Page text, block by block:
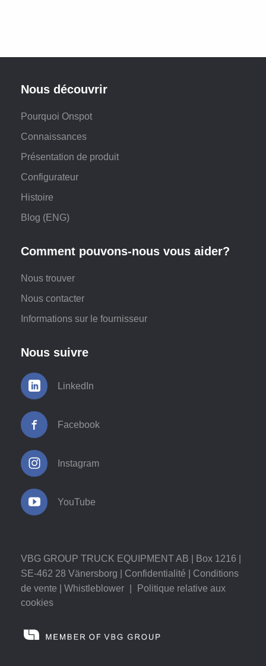
Nous découvrir
Pourquoi Onspot
Connaissances
Présentation de produit
Configurateur
Histoire
Blog (ENG)
Comment pouvons-nous vous aider?
Nous trouver
Nous contacter
Informations sur le fournisseur
Nous suivre
LinkedIn
Facebook
Instagram
YouTube
VBG GROUP TRUCK EQUIPMENT AB | Box 1216 |
SE-462 28 Vänersborg | Confidentialité
Conditions
de vente
Whistleblower
Politique relative aux
cookies